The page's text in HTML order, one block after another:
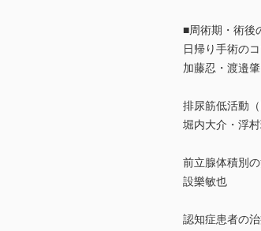
■周術期・術後
日帰り手術の
加藤忍・渡邉肇
排尿筋低活動
堀内大介・浮
前立腺体積別
設樂敏也
認知症患者の